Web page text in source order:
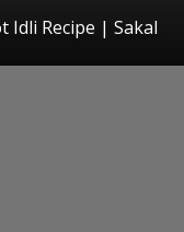
Idli Recipe | Sakal